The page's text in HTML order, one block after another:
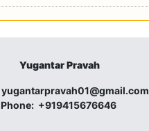
Yugantar Pravah
yugantarpravah01@gmail.com
Phone: +919415676646